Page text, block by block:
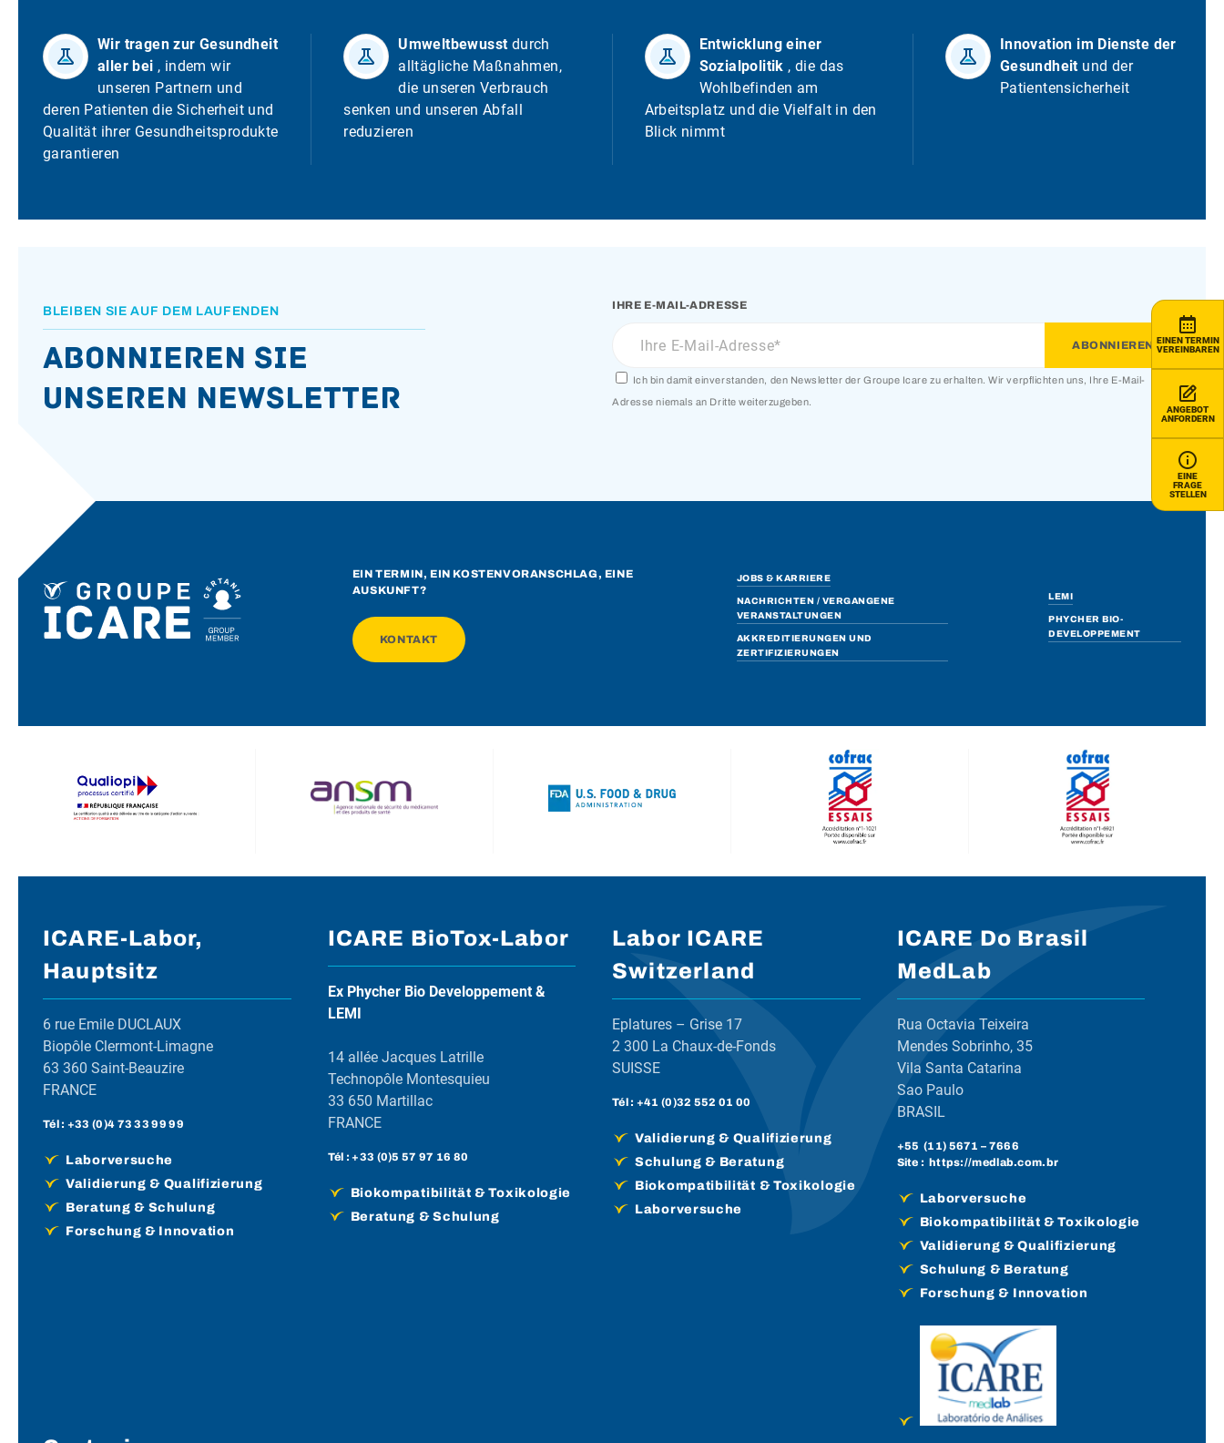
EINEN TERMIN
VEREINBAREN
ANGEBOT
ANFORDERN
EINE
FRAGE
STELLEN
Wir tragen zur Gesundheit
aller bei , indem wir
unseren Partnern und
deren Patienten die Sicherheit und
Qualität ihrer Gesundheitsprodukte
garantieren
Umweltbewusst durch
alltägliche Maßnahmen,
die unseren Verbrauch
senken und unseren Abfall
reduzieren
Entwicklung einer
Sozialpolitik , die das
Wohlbefinden am
Arbeitsplatz und die Vielfalt in den
Blick nimmt
Innovation im Dienste der
Gesundheit und der
Patientensicherheit
BLEIBEN SIE AUF DEM LAUFENDEN
Abonnieren Sie
unseren Newsletter
IHRE E-MAIL-ADRESSE
Ich bin damit einverstanden, den Newsletter der Groupe Icare zu erhalten. Wir verpflichten uns, Ihre E-Mail-
Adresse niemals an Dritte weiterzugeben.
EIN TERMIN, EIN KOSTENVORANSCHLAG, EINE
AUSKUNFT?
KONTAKT
JOBS & KARRIERE
NACHRICHTEN / VERGANGENE
VERANSTALTUNGEN
AKKREDITIERUNGEN UND
ZERTIFIZIERUNGEN
LEMI
PHYCHER BIO-
DEVELOPPEMENT
ICARE-Labor,
Hauptsitz
6 rue Emile DUCLAUX
Biopôle Clermont-Limagne
63 360 Saint-Beauzire
FRANCE
Tél : +33 (0)4 73 33 99 99
Laborversuche
Validierung & Qualifizierung
Beratung & Schulung
Forschung & Innovation
ICARE BioTox-Labor
Ex Phycher Bio Developpement &
LEMI
14 allée Jacques Latrille
Technopôle Montesquieu
33 650 Martillac
FRANCE
Tél :+33 (0)5 57 97 16 80
Biokompatibilität & Toxikologie
Beratung & Schulung
Labor ICARE
Switzerland
Eplatures – Grise 17
2 300 La Chaux-de-Fonds
SUISSE
Tél : +41 (0)32 552 01 00
Validierung & Qualifizierung
Schulung & Beratung
Biokompatibilität & Toxikologie
Laborversuche
ICARE Do Brasil
MedLab
Rua Octavia Teixeira
Mendes Sobrinho, 35
Vila Santa Catarina
Sao Paulo
BRASIL
+55 (11) 5671 – 7666
Site : https://medlab.com.br
Laborversuche
Biokompatibilität & Toxikologie
Validierung & Qualifizierung
Schulung & Beratung
Forschung & Innovation